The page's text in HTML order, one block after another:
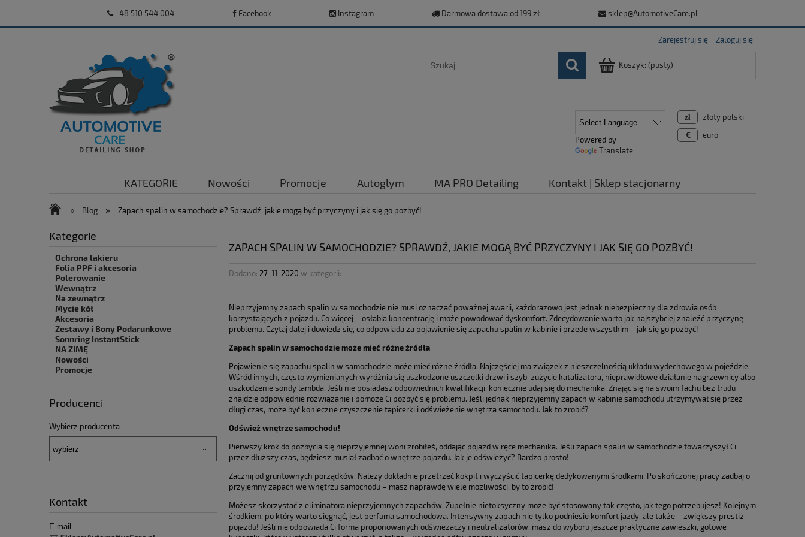
+48 510 544 004 Facebook Instagram Darmowa dostawa od 199 zł sklep@AutomotiveCare.pl
Zarejestruj się Zaloguj się
Koszyk: (pusty)
złoty polski
euro
Powered by
Translate
KATEGORIE Nowości Promocje Autoglym MA PRO Detailing Kontakt | Sklep stacjonarny
» Blog » Zapach spalin w samochodzie? Sprawdź, jakie mogą być przyczyny i jak się go pozbyć!
Kategorie
Ochrona lakieru
Folia PPF i akcesoria
Polerowanie
Wewnątrz
Na zewnątrz
Mycie kół
Akcesoria
Zestawy i Bony Podarunkowe
Sonnring InstantStick
NA ZIMĘ
Nowości
Promocje
Producenci
Wybierz producenta
Kontakt
E-mail
ZAPACH SPALIN W SAMOCHODZIE? SPRAWDŹ, JAKIE MOGĄ BYĆ PRZYCZYNY I JAK SIĘ GO POZBYĆ!
Dodano: 27-11-2020 w kategorii: -
Nieprzyjemny zapach spalin w samochodzie nie musi oznaczać poważnej awarii, każdorazowo jest jednak niebezpieczny dla zdrowia osób
korzystających z pojazdu. Co więcej – osłabia koncentrację i może powodować dyskomfort. Zdecydowanie warto jak najszybciej znaleźć przyczynę
problemu. Czytaj dalej i dowiedz się, co odpowiada za pojawienie się zapachu spalin w kabinie i przede wszystkim – jak się go pozbyć!
Zapach spalin w samochodzie może mieć różne źródła
Pojawienie się zapachu spalin w samochodzie może mieć różne źródła. Najczęściej ma związek z nieszczelnością układu wydechowego w pojeździe.
Wśród innych, często wymienianych wyróżnia się uszkodzone uszczelki drzwi i szyb, zużycie katalizatora, nieprawidłowe działanie nagrzewnicy albo
uszkodzenie sondy lambda. Jeśli nie posiadasz odpowiednich kwalifikacji, koniecznie udaj się do mechanika. Znając się na swoim fachu bez trudu
znajdzie odpowiednie rozwiązanie i pomoże Ci pozbyć się problemu. Jeśli jednak nieprzyjemny zapach w kabinie samochodu utrzymywał się przez
długi czas, może być konieczne czyszczenie tapicerki i odświeżenie wnętrza samochodu. Jak to zrobić?
Odśwież wnętrze samochodu!
Pierwszy krok do pozbycia się nieprzyjemnej woni zrobiłeś, oddając pojazd w ręce mechanika. Jeśli zapach spalin w samochodzie towarzyszył Ci
przez dłuższy czas, będziesz musiał zadbać o wnętrze pojazdu. Jak je odświeżyć? Bardzo prosto!
Zacznij od gruntownych porządków. Należy dokładnie przetrzeć kokpit i wyczyścić tapicerkę dedykowanymi środkami. Po skończonej pracy zadbaj o
przyjemny zapach we wnętrzu samochodu – masz naprawdę wiele możliwości, by to zrobić!
Możesz skorzystać z eliminatora nieprzyjemnych zapachów. Zupełnie nietoksyczny może być stosowany tak często, jak tego potrzebujesz! Kolejnym
środkiem, po który warto sięgnąć, jest perfuma samochodowa. Intensywny zapach nie tylko podniesie komfort jazdy, ale także – zwiększy prestiż
pojazdu! Jeśli nie odpowiada Ci forma proponowanych odświeżaczy i neutralizatorów, masz do wyboru jeszcze praktyczne zawieszki, gotowe